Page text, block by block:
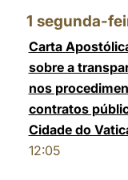
1 segunda-
Carta
sobre a
nos
contratos
Cidade do
12:05